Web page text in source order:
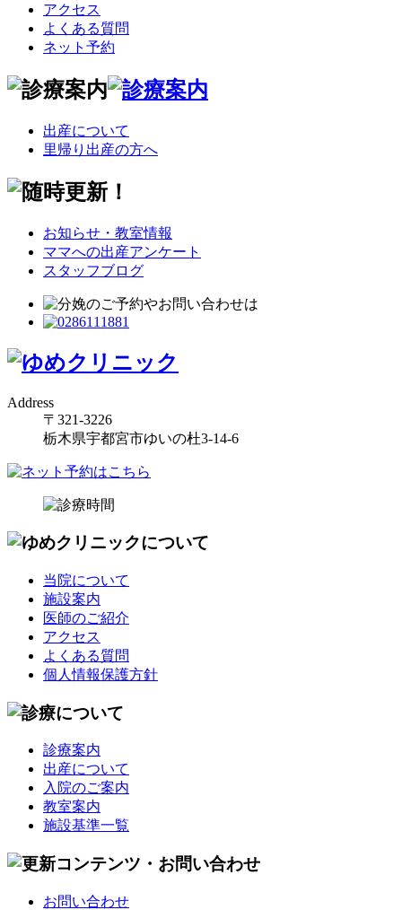
アクセス
よくある質問
ネット予約
出産について
里帰り出産の方へ
お知らせ・教室情報
ママへの出産アンケート
スタッフブログ
Address
〒321-3226
栃木県宇都宮市ゆいの杜3-14-6
当院について
施設案内
医師のご紹介
アクセス
よくある質問
個人情報保護方針
診療案内
出産について
入院のご案内
教室案内
施設基準一覧
お問い合わせ